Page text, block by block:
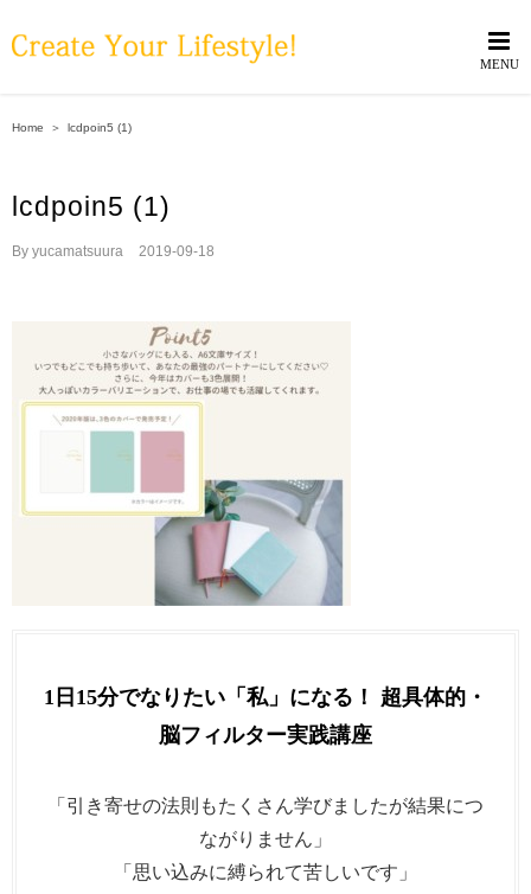
to
Home ＞ lcdpoin5 (1)
lcdpoin5 (1)
By yucamatsuura 2019-09-18
1日15分でなりたい「私」になる！ 超具体的・
脳フィルター実践講座
「引き寄せの法則もたくさん学びましたが結果につ
ながりません」
「思い込みに縛られて苦しいです」